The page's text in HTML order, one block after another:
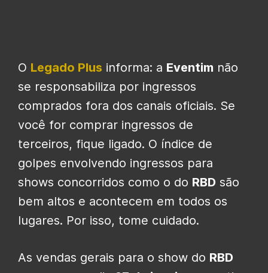
O Legado Plus informa: a Eventim não
se responsabiliza por ingressos
comprados fora dos canais oficiais. Se
você for comprar ingressos de
terceiros, fique ligado. O índice de
golpes envolvendo ingressos para
shows concorridos como o do RBD são
bem altos e acontecem em todos os
lugares. Por isso, tome cuidado.
As vendas gerais para o show do RBD